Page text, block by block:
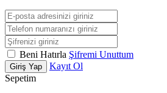
Beni Hatırla Şifremi Unuttum
Giriş Yap
Kayıt Ol
Sepetim